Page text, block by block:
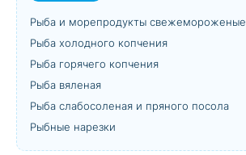
Рыба и морепродукты свежемороженые
Рыба холодного копчения
Рыба горячего копчения
Рыба вяленая
Рыба слабосоленая и пряного посола
Рыбные нарезки